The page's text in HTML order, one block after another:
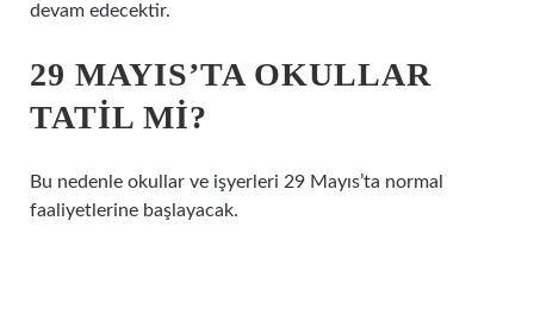
devam edecektir.
29 MAYIS’TA OKULLAR
TATIL MI?
Bu nedenle okullar ve işyerleri 29 Mayıs’ta normal
faaliyetlerine başlayacak.